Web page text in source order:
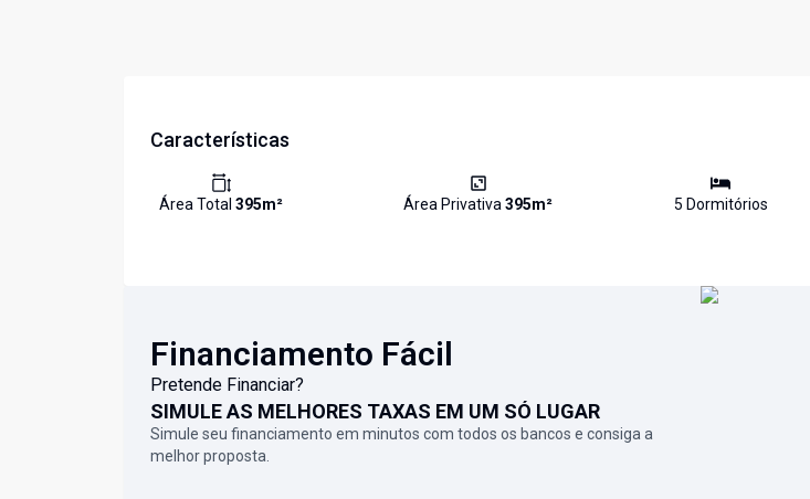
Características
Área Total 395m² Área Privativa395m² 5 Dormitórios
Financiamento Fácil
Pretende Financiar?
SIMULE AS MELHORES TAXAS EM UM SÓ LUGAR
Simule seu financiamento em minutos com todos os bancos e consiga a
melhor proposta.